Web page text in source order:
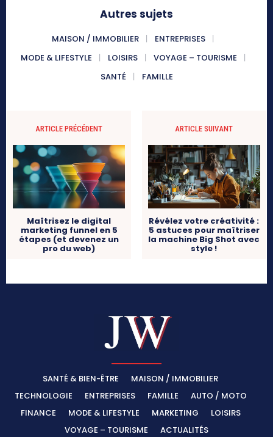
Autres sujets
MAISON / IMMOBILIER
ENTREPRISES
MODE & LIFESTYLE
LOISIRS
VOYAGE – TOURISME
SANTÉ
FAMILLE
ARTICLE PRÉCÉDENT
Maîtrisez le digital
marketing funnel en 5
étapes (et devenez un
pro du web)
ARTICLE SUIVANT
Révélez votre créativité :
5 astuces pour maîtriser
la machine Big Shot avec
style !
SANTÉ & BIEN-ÊTRE
MAISON / IMMOBILIER
TECHNOLOGIE
ENTREPRISES FAMILLE
AUTO / MOTO
FINANCE
MODE & LIFESTYLE MARKETING
LOISIRS
VOYAGE – TOURISME
ACTUALITÉS